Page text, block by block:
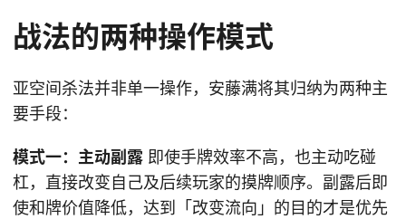
战法的两种操作模式
亚空间杀法并非单一操作，安藤满将其归纳为两种主
要手段：
模式一：主动副露 即使手牌效率不高，也主动吃碰
杠，直接改变自己及后续玩家的摸牌顺序。副露后即
使和牌价值降低，达到「改变流向」的目的才是优先